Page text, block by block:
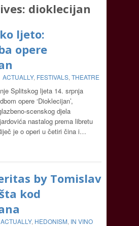
dioklecijan
ljeto:
opere
ACTUALLY, FESTIVALS, THEATRE
Splitskog ljeta 14. srpnja
opere ‘Dioklecijan’,
scenskog djela
nastalog prema libretu
je o operi u četiri čina i…
by Tomislav
kod
ACTUALLY, HEDONISM, IN VINO